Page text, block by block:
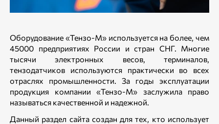
Оборудование «Тензо-М» используется на более, чем
45000 предприятиях России и стран СНГ. Многие
тысячи электронных весов, терминалов,
тензодатчиков используются практически во всех
отраслях промышленности. За годы эксплуатации
продукция компании «Тензо-М» заслужила право
называться качественной и надежной.
Данный раздел сайта создан для тех, кто использует